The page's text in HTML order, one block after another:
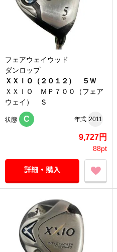
フェアウェイウッド
ダンロップ
ＸＸＩＯ（２０１２） ５Ｗ
ＸＸＩＯ ＭＰ７００（フェア
ウェイ） Ｓ
状態 C 年式 2011
9,727円
88pt